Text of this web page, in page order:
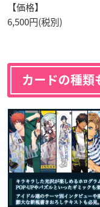
【価格】
6,500円(税別)
カードの種類